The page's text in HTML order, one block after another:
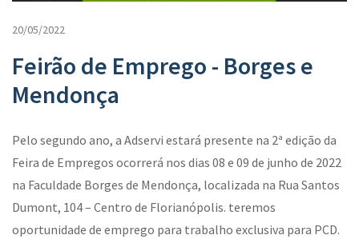
20/05/2022
Feirão de Emprego - Borges e
Mendonça
Pelo segundo ano, a Adservi estará presente na 2ª edição da
Feira de Empregos ocorrerá nos dias 08 e 09 de junho de 2022
na Faculdade Borges de Mendonça, localizada na Rua Santos
Dumont, 104 – Centro de Florianópolis. teremos
oportunidade de emprego para trabalho exclusiva para PCD.